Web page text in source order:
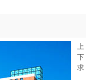
上
下
求